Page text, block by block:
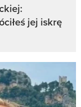
jej iskrę